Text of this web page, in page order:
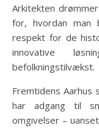
Arkitekten
for, hvordan man
respekt for de
innovative
befolkningstilvækst.
Fremtidens Aarhus
har adgang til
omgivelser –